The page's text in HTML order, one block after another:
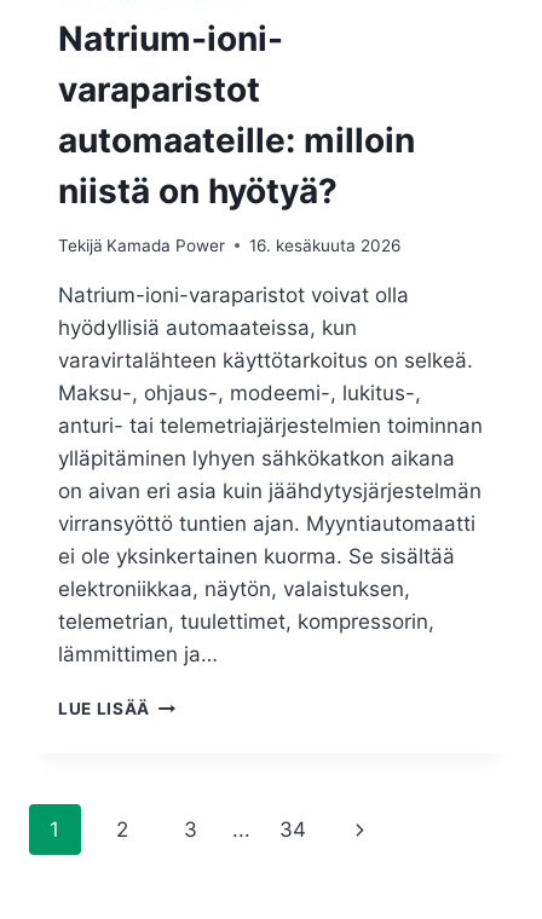
Natrium-ioni-
varaparistot
automaateille: milloin
niistä on hyötyä?
Tekijä Kamada Power 16. kesäkuuta 2026
Natrium-ioni-varaparistot voivat olla
hyödyllisiä automaateissa, kun
varavirtalähteen käyttötarkoitus on selkeä.
Maksu-, ohjaus-, modeemi-, lukitus-,
anturi- tai telemetriajärjestelmien toiminnan
ylläpitäminen lyhyen sähkökatkon aikana
on aivan eri asia kuin jäähdytysjärjestelmän
virransyöttö tuntien ajan. Myyntiautomaatti
ei ole yksinkertainen kuorma. Se sisältää
elektroniikkaa, näytön, valaistuksen,
telemetrian, tuulettimet, kompressorin,
lämmittimen ja…
LUE LISÄÄ
1 2 3 ... 34